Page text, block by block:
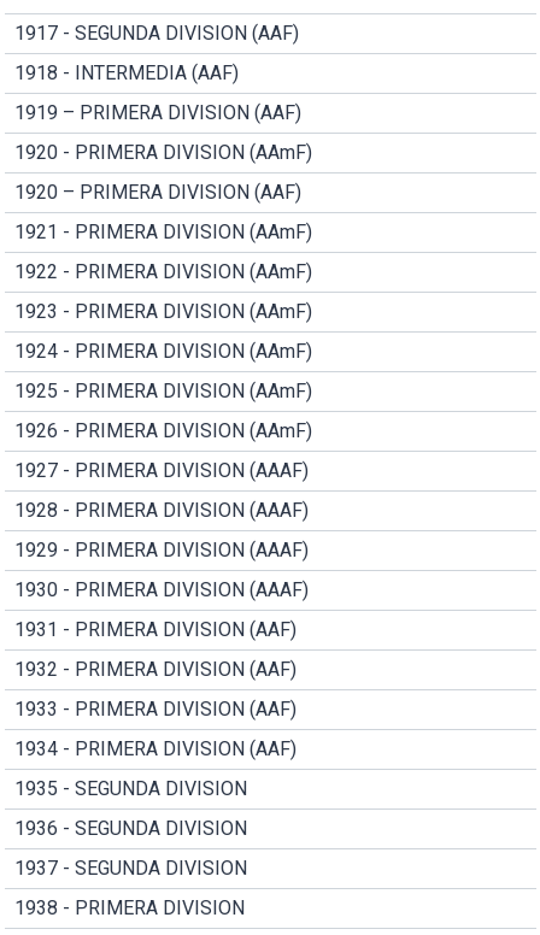
1917 - SEGUNDA DIVISION (AAF)
1918 - INTERMEDIA (AAF)
1919 – PRIMERA DIVISION (AAF)
1920 - PRIMERA DIVISION (AAmF)
1920 – PRIMERA DIVISION (AAF)
1921 - PRIMERA DIVISION (AAmF)
1922 - PRIMERA DIVISION (AAmF)
1923 - PRIMERA DIVISION (AAmF)
1924 - PRIMERA DIVISION (AAmF)
1925 - PRIMERA DIVISION (AAmF)
1926 - PRIMERA DIVISION (AAmF)
1927 - PRIMERA DIVISION (AAAF)
1928 - PRIMERA DIVISION (AAAF)
1929 - PRIMERA DIVISION (AAAF)
1930 - PRIMERA DIVISION (AAAF)
1931 - PRIMERA DIVISION (AAF)
1932 - PRIMERA DIVISION (AAF)
1933 - PRIMERA DIVISION (AAF)
1934 - PRIMERA DIVISION (AAF)
1935 - SEGUNDA DIVISION
1936 - SEGUNDA DIVISION
1937 - SEGUNDA DIVISION
1938 - PRIMERA DIVISION